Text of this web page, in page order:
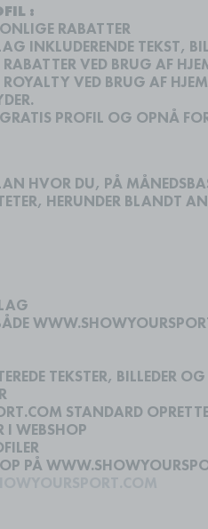
:
RABATTER
INKLUDERENDE TEKST,
VED BRUG AF
VED BRUG AF
PROFIL OG OPNÅ
HVOR DU, PÅ
HERUNDER BLANDT
TEKSTER, BILLEDER
STANDARD
I WEBSHOP
PÅ